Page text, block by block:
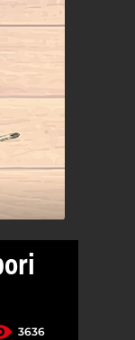
3636